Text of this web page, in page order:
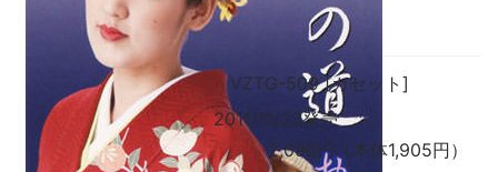
VZTG-509 [カセット]
2011/11/23発売
2,096円（本体1,905円）